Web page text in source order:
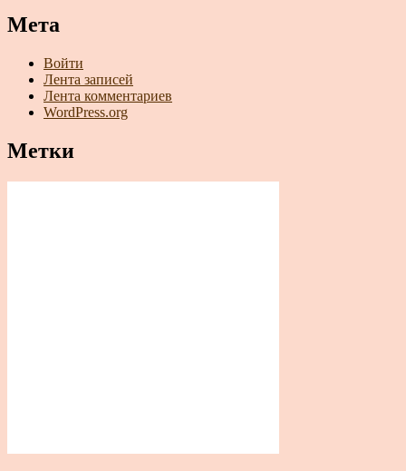
Мета
Войти
Лента записей
Лента комментариев
WordPress.org
Метки